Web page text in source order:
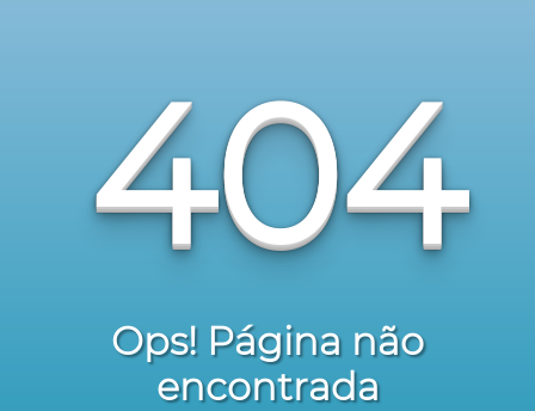
404
Ops! Página não
encontrada